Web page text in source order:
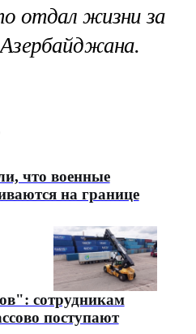
отдал жизни за
что военные
на границе
сотрудникам
поступают